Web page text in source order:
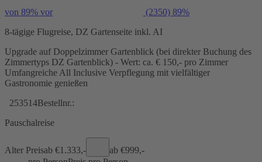
von 89% vor (2350) 89%
8-tägige Flugreise, DZ Gartenseite inkl. AI
Upgrade auf Doppelzimmer Gartenblick (bei direkter Buchung des
Zimmertyps DZ Gartenblick) - Wert: ca. € 150,- pro Zimmer
Umfangreiche All Inclusive Verpflegung mit vielfältiger
Gastronomie genießen
253514Bestellnr.:
Pauschalreise
Alter Preisab €1.333,- ab €999,-